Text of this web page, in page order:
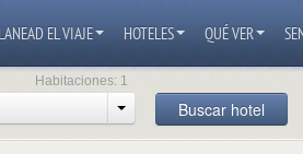
EL VIAJE HOTELES QUÉ VER
Habitaciones: 1
Buscar hotel